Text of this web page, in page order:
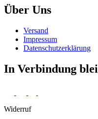
Über Uns
Versand
Impressum
Daten­schutz­erklärung
In Verbindung
Widerruf